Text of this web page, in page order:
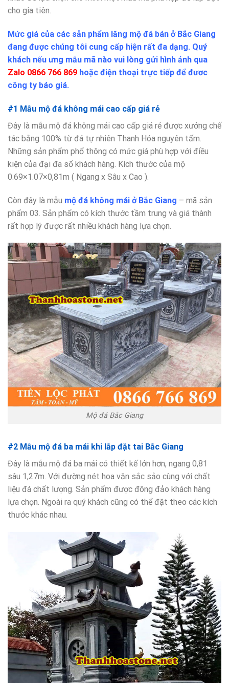
cho gia tiên.
Mức giá của các sản phẩm lăng mộ đá bán ở Bắc Giang
đang được chúng tôi cung cấp hiện rất đa dạng. Quý
khách nếu ưng mẫu mã nào vui lòng gửi hình ảnh qua
Zalo 0866 766 869 hoặc điện thoại trực tiếp để đươc
công ty báo giá.
#1 Mẫu mộ đá không mái cao cấp giá rẻ
Đây là mẫu mộ đá không mái cao cấp giá rẻ được xưởng chế
tác bằng 100% từ đá tự nhiên Thanh Hóa nguyên tấm.
Những sản phẩm phổ thông có mức giá phù hợp với điều
kiện của đại đa số khách hàng. Kích thước của mộ
0.69×1.07×0,81m ( Ngang x Sâu x Cao ).
Còn đây là mẫu mộ đá không mái ở Bắc Giang – mã sản
phẩm 03. Sản phẩm có kích thước tầm trung và giá thành
rất hợp lý được rất nhiều khách hàng lựa chọn.
Mộ đá Bắc Giang
#2 Mẫu mộ đá ba mái khi lắp đặt tai Bắc Giang
Đây là mẫu mộ đá ba mái có thiết kế lớn hơn, ngang 0,81
sâu 1,27m. Với đường nét hoa văn sắc sảo cùng với chất
liệu đá chất lượng. Sản phẩm được đông đảo khách hàng
lựa chọn. Ngoài ra quý khách cũng có thể đặt theo các kích
thước khác nhau.